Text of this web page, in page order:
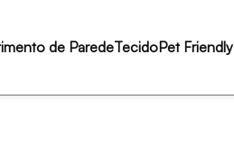
de ParedeTecidoPet Friendly